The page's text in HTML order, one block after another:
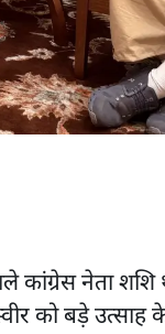
कांग्रेस नेता
को बड़े उत्साह